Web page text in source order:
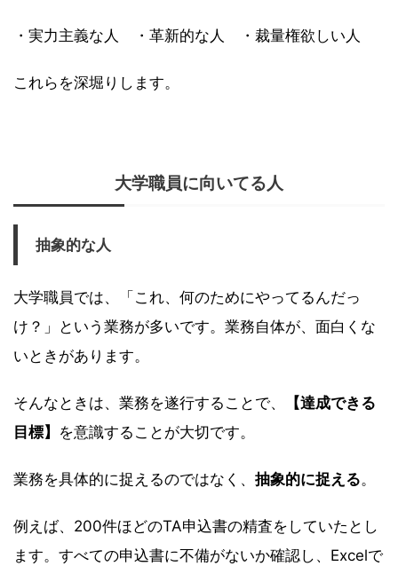
・実力主義な人 ・革新的な人 ・裁量権欲しい人
これらを深堀りします。
大学職員に向いてる人
抽象的な人
大学職員では、「これ、何のためにやってるんだっ
け？」という業務が多いです。業務自体が、面白くな
いときがあります。
そんなときは、業務を遂行することで、
【達成できる
目標】 を意識することが大切です。
業務を具体的に捉えるのではなく、 抽象的に捉える。
例えば、200件ほどのTA申込書の精査をしていたとし
ます。すべての申込書に不備がないか確認し、Excelで